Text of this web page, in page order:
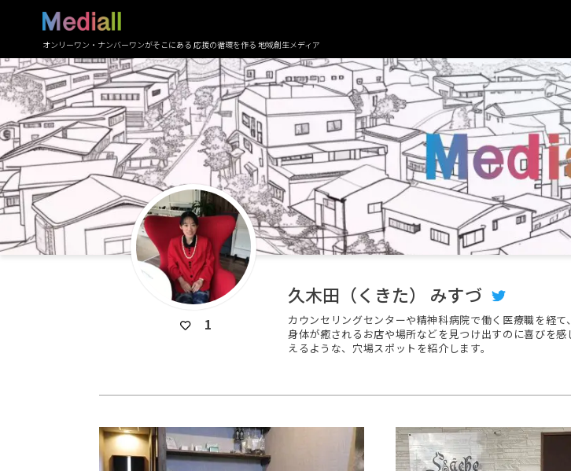
オンリーワン・ナンバーワンがそこにある 応援の循環を作る 地域創生メディア
1
久木田（くきた） みすづ
カウンセリングセンターや精神科病院で働く医療職を経
身体が癒されるお店や場所などを見つけ出すのに喜びを
えるような、穴場スポットを紹介します。